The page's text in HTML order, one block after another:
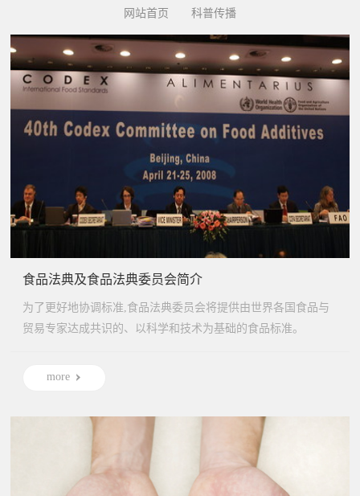
网站首页 科普传播
食品法典及食品法典委员会简介
为了更好地协调标准,食品法典委员会将提供由世界各国食品与
贸易专家达成共识的、以科学和技术为基础的食品标准。
more